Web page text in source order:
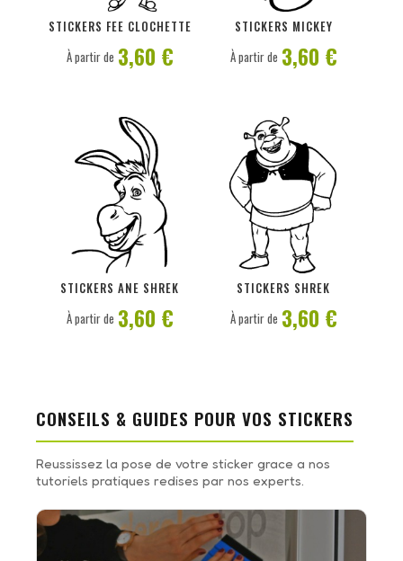
STICKERS FEE CLOCHETTE
PERSONNALISER
À partir de 3,60 €
STICKERS MICKEY
PERSONNALISER
À partir de 3,60 €
STICKERS ANE SHREK
PERSONNALISER
À partir de 3,60 €
STICKERS SHREK
PERSONNALISER
À partir de 3,60 €
CONSEILS & GUIDES POUR VOS STICKERS
Reussissez la pose de votre sticker grace a nos
tutoriels pratiques redises par nos experts.